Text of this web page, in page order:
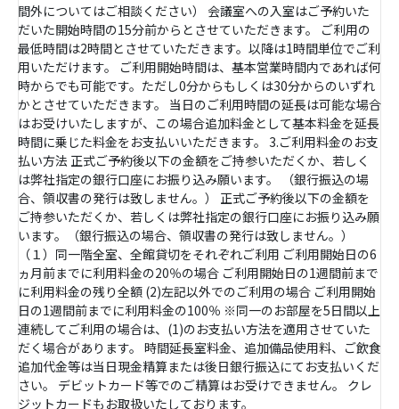
間外についてはご相談ください） 会議室への入室はご予約いた
だいた開始時間の15分前からとさせていただきます。 ご利用の
最低時間は2時間とさせていただきます。以降は1時間単位でご利
用いただけます。 ご利用開始時間は、基本営業時間内であれば何
時からでも可能です。ただし0分からもしくは30分からのいずれ
かとさせていただきます。 当日のご利用時間の延長は可能な場合
はお受けいたしますが、この場合追加料金として基本料金を延長
時間に乗じた料金をお支払いいただきます。 3.ご利用料金のお支
払い方法 正式ご予約後以下の金額をご持参いただくか、若しく
は弊社指定の銀行口座にお振り込み願います。 （銀行振込の場
合、領収書の発行は致しません。） 正式ご予約後以下の金額を
ご持参いただくか、若しくは弊社指定の銀行口座にお振り込み願
います。（銀行振込の場合、領収書の発行は致しません。）
（１）同一階全室、全館貸切をそれぞれご利用 ご利用開始日の6
ヵ月前までに利用料金の20％の場合 ご利用開始日の1週間前まで
に利用料金の残り全額 (2)左記以外でのご利用の場合 ご利用開始
日の1週間前までに利用料金の100％ ※同一のお部屋を5日間以上
連続してご利用の場合は、(1)のお支払い方法を適用させていた
だく場合があります。 時間延長室料金、追加備品使用料、ご飲食
追加代金等は当日現金精算または後日銀行振込にてお支払いくだ
さい。 デビットカード等でのご精算はお受けできません。 クレ
ジットカードもお取扱いたしております。